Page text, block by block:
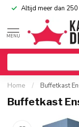
Altijd meer dan
MENU
Home / Buffetkast
Buffetkast